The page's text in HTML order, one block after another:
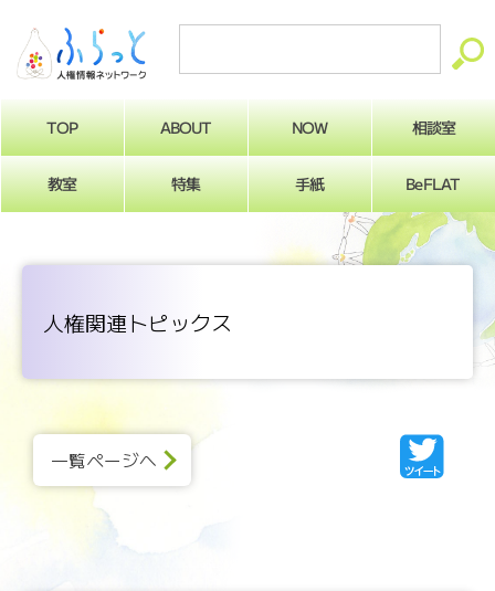
TOP ABOUT NOW 相談室
教室 特集 手紙 BeFLAT
人権関連トピックス
一覧ページへ